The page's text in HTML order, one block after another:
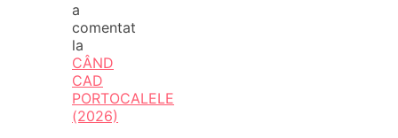
a
comentat
la
CÂND
CAD
PORTOCALELE
(2026)